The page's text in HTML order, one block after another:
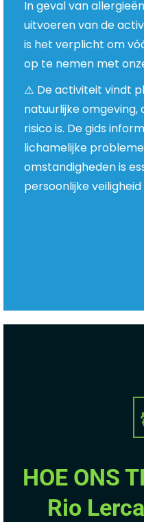
In geval van
uitvoeren van de
is het verplicht om
op te nemen met
⚠️ De activiteit vindt
natuurlijke
risico is. De gids
lichamelijke
omstandigheden is
persoonlijke
HOE ONS
Rio